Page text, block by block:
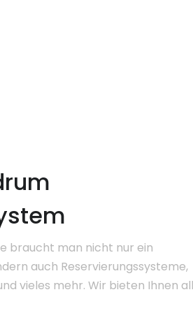
braucht man nicht nur ein
auch Reservierungssysteme,
vieles mehr. Wir bieten Ihnen